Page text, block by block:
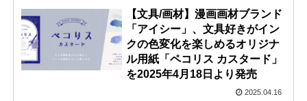
【文具/画材】漫画画材ブランド
「アイシー」、文具好きがイン
クの色変化を楽しめるオリジナ
ル用紙「ペコリス カスタード」
を2025年4月18日より発売
2025.04.16